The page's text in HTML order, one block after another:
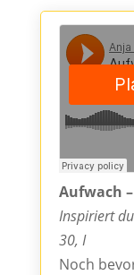
Aufwach
Inspiriert
30, I
Noch